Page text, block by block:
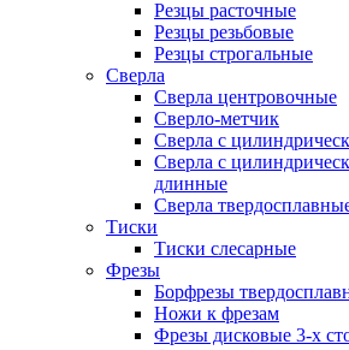
Резцы расточные
Резцы резьбовые
Резцы строгальные
Сверла
Сверла центровочные
Сверло-метчик
Сверла с
Сверла с
длинные
Сверла
Тиски
Тиски слесарные
Фрезы
Борфрезы
Ножи к фрезам
Фрезы дисковые 3-х